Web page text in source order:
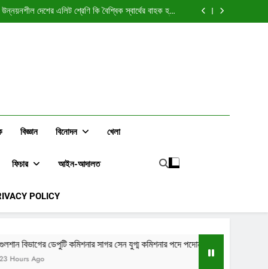
দেশের এলিট শ্রেণি কি বৈশ্বিক স্বার্থের বাহক হয়ে
ওঠে?
কমিশনার পদে পদোন্নতি, বদলি কাস্টমস গোয়েন্দা ও তদন্ত
দেশের এলিট শ্রেণি কি বৈশ্বিক স্বার্থের বাহক হয়ে
কমিশনার পদে পদোন্নতি, বদলি কাস্টমস গোয়েন্দা ও তদন্ত
চট্টগ্রাম (৪) কর অঞ্চলের অতিরিক্ত সহকারী কর কমিশনার
বিজ্ঞান বিনোদন খেলা
ফিচার আইন-আদালত
POLICY
সাগর সেন যুগ্ম কমিশনার পদে পদোন্নতি, বদলি কাস্টমস গোয়েন্দা ও তদন্ত অধিদপ্তরে